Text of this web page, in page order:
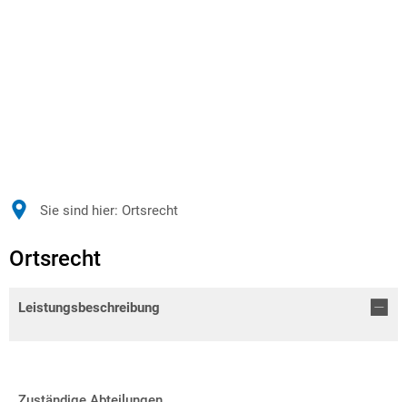
Sie sind hier: Ortsrecht
Ortsrecht
Leistungsbeschreibung